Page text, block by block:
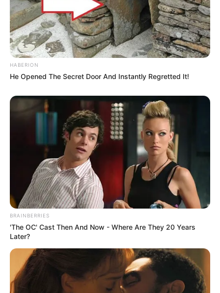
HABERION
He Opened The Secret Door And Instantly Regretted It!
BRAINBERRIES
'The OC' Cast Then And Now - Where Are They 20 Years
Later?